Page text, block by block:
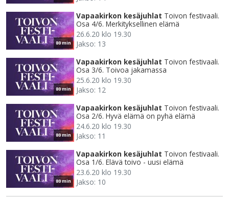
80 min
Vapaakirkon kesäjuhlat Toivon festivaali.
Osa 4/6. Merkityksellinen elämä
26.6.20 klo 19.30
Jakso: 13
80 min
Vapaakirkon kesäjuhlat Toivon festivaali.
Osa 3/6. Toivoa jakamassa
25.6.20 klo 19.30
Jakso: 12
80 min
Vapaakirkon kesäjuhlat Toivon festivaali.
Osa 2/6. Hyvä elämä on pyhä elämä
24.6.20 klo 19.30
Jakso: 11
80 min
Vapaakirkon kesäjuhlat Toivon festivaali.
Osa 1/6. Elävä toivo - uusi elämä
23.6.20 klo 19.30
Jakso: 10